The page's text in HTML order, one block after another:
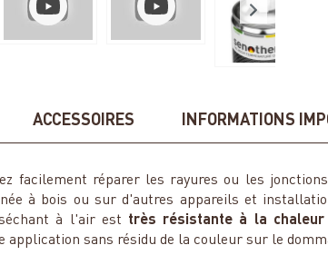
ACCESSOIRES INFORMATIONS
facilement réparer les rayures ou les
à bois ou sur d'autres appareils et
à l'air est très résistante à la chaleur
sans résidu de la couleur sur le